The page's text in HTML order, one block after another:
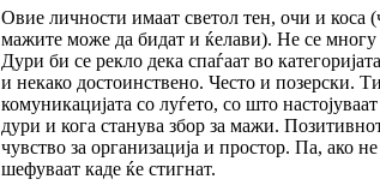
Овие личности имаат светол тен, очи и коса
мажите може да бидат и ќелави). Не се многу
Дури би се рекло дека спаѓаат во
и некако достоинствено. Често и позерски.
комуникацијата со луѓето, со што
дури и кога станува збор за мажи.
чувство за организација и простор. Па, ако
шефуваат каде ќе стигнат.